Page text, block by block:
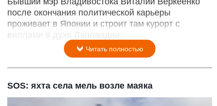
после окончания политической карьеры
проживает в Японии и строит там курорт с
виллами в духе Лапландии.
Читать полностью
SOS: яхта села мель возле маяка